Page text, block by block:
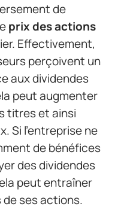
de
prix des actions
Effectivement,
perçoivent un
aux dividendes
peut augmenter
titres et ainsi
Si l’entreprise ne
de bénéfices
des dividendes
peut entraîner
de ses actions.